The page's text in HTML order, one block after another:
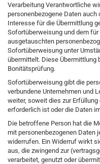
Verarbeitung Verantwortliche
personenbezogene Daten
Interesse für die Übermittlung
Sofortüberweisung und dem
ausgetauschten
Sofortüberweisung unter
übermittelt. Diese Übermittlung
Bonitätsprüfung.
Sofortüberweisung gibt die
verbundene Unternehmen und
weiter, soweit dies zur
erforderlich ist oder die Daten
Die betroffene Person hat die
mit personenbezogenen Daten
widerrufen. Ein Widerruf wirkt
aus, die zwingend zur
verarbeitet, genutzt oder